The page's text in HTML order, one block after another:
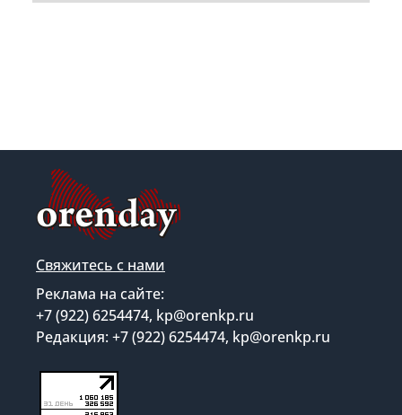
Свяжитесь с нами
Реклама на сайте:
+7 (922) 6254474, kp@orenkp.ru
Редакция: +7 (922) 6254474, kp@orenkp.ru